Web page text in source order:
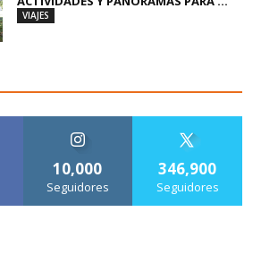
VIAJES
10,000
Seguidores
346,900
Seguidores